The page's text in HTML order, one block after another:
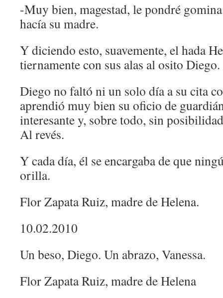
-Muy bien, magestad, le pondré
hacía su madre.
Y diciendo esto, suavemente, el hada
tiernamente con sus alas al osito Diego.
Diego no faltó ni un solo día a su cita
aprendió muy bien su oficio de
interesante y, sobre todo, sin
Al revés.
Y cada día, él se encargaba de que
orilla.
Flor Zapata Ruiz, madre de Helena.
10.02.2010
Un beso, Diego. Un abrazo, Vanessa.
Flor Zapata Ruiz, madre de Helena